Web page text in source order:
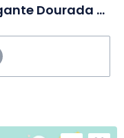
Planilha de Atividades Elegante Dourada de Metas e Reflexões de Ano Novo